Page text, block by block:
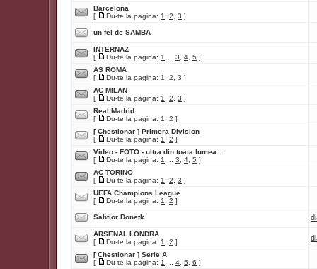
Barcelona
[
Du-te la pagina: 1 2 3 ]
un fel de SAMBA
INTERNAZ
[
Du-te la pagina: 1 3 4 5 ]
AS ROMA
[
Du-te la pagina: 1 2 3 ]
AC MILAN
[
Du-te la pagina: 1 2 3 ]
Real Madrid
[
Du-te la pagina: 1 2 ]
[ Chestionar ] Primera Division
[
Du-te la pagina: 1 2 ]
Video - FOTO - ultra din toata lumea ...
[
Du-te la pagina: 1 3 4 5 ]
AC TORINO
[
Du-te la pagina: 1 2 3 ]
UEFA Champions League
[
Du-te la pagina: 1 2 ]
Sahtior Donetk
ARSENAL LONDRA
[
Du-te la pagina: 1 2 ]
[ Chestionar ] Serie A
[
Du-te la pagina: 1 4 5 6 ]